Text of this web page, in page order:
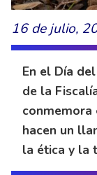
16 de julio,
En el Día
de la
hacen un
la ética y la